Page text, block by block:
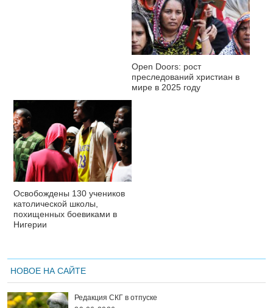
Open Doors: рост
преследований христиан в
мире в 2025 году
Освобождены 130 учеников
католической школы,
похищенных боевиками в
Нигерии
НОВОЕ НА САЙТЕ
Редакция СКГ в отпуске